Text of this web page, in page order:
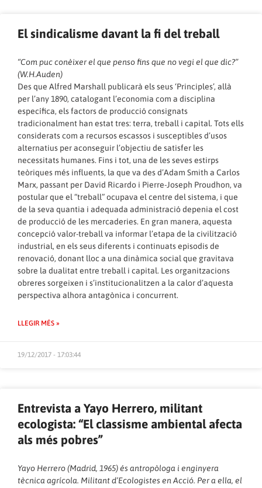
El sindicalisme davant la fi del treball
“Com puc conèixer el que penso fins que no vegi el que dic?”
(W.H.Auden)
Des que Alfred Marshall publicarà els seus ‘Principles’, allà
per l’any 1890, catalogant l’economia com a disciplina
específica, els factors de producció consignats
tradicionalment han estat tres: terra, treball i capital. Tots ells
considerats com a recursos escassos i susceptibles d’usos
alternatius per aconseguir l’objectiu de satisfer les
necessitats humanes. Fins i tot, una de les seves estirps
teòriques més influents, la que va des d’Adam Smith a Carlos
Marx, passant per David Ricardo i Pierre-Joseph Proudhon, va
postular que el “treball” ocupava el centre del sistema, i que
de la seva quantia i adequada administració depenia el cost
de producció de les mercaderies. En gran manera, aquesta
concepció valor-treball va informar l’etapa de la civilització
industrial, en els seus diferents i continuats episodis de
renovació, donant lloc a una dinàmica social que gravitava
sobre la dualitat entre treball i capital. Les organitzacions
obreres sorgeixen i s’institucionalitzen a la calor d’aquesta
perspectiva alhora antagònica i concurrent.
LLEGIR MÉS »
19/12/2017 - 17:03:44
Entrevista a Yayo Herrero, militant
ecologista: “El classisme ambiental afecta
als més pobres”
Yayo Herrero (Madrid, 1965) és antropòloga i enginyera
tècnica agrícola. Militant d’Ecologistes en Acció. Per a ella, el